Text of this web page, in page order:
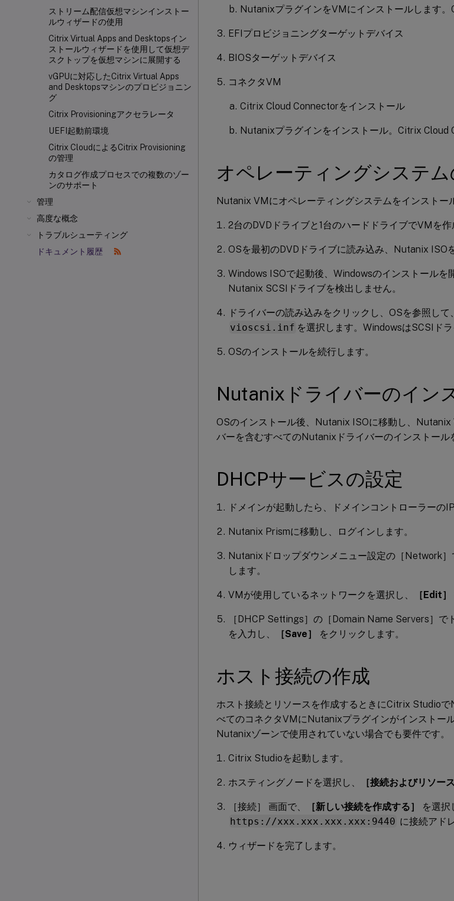
ストリーム配信仮想マシンインストー
ルウィザードの使用
Citrix Virtual Apps and Desktopsイン
ストールウィザードを使用して仮想デ
スクトップを仮想マシンに展開する
vGPUに対応したCitrix Virtual Apps
and Desktopsマシンのプロビジョニン
グ
Citrix Provisioningアクセラレータ
UEFI起動前環境
Citrix CloudによるCitrix Provisioning
の管理
カタログ作成プロセスでの複数のゾー
ンのサポート
管理
高度な概念
トラブルシューティング
ドキュメント履歴
NutanixプラグインをVMにインストールします。
EFIプロビジョニングターゲットデバイス
BIOSターゲットデバイス
コネクタVM
Citrix Cloud Connectorをインストール
Nutanixプラグインをインストール。Citrix Cloud
オペレーティングシステ
Nutanix VMにオペレーティングシステムをインストー
2台のDVDドライブと1台のハードドライブでVMを作
OSを最初のDVDドライブに読み込み、Nutanix ISO
Windows ISOで起動後、Windowsのインストールを
Nutanix SCSIドライブを検出しません。
ドライバーの読み込みをクリックし、OSを参照し
vioscsi.inf を選択します。WindowsはSCSIド
OSのインストールを続行します。
Nutanixドライバーのイン
OSのインストール後、Nutanix ISOに移動し、Nutanix
バーを含むすべてのNutanixドライバーのインストール
DHCPサービスの設定
ドメインが起動したら、ドメインコントローラーの
Nutanix Prismに移動し、ログインします。
Nutanixドロップダウンメニュー設定の［Network］
します。
VMが使用しているネットワークを選択し、 ［Edit］
［DHCP Settings］の［Domain Name Servers］
を入力し、
［Save］ をクリックします。
ホスト接続の作成
ホスト接続とリソースを作成するときにCitrix Studio
べてのコネクタVMにNutanixプラグインがインストー
Nutanixゾーンで使用されていない場合でも要件です。
Citrix Studioを起動します。
ホスティングノードを選択し、 ［接続およびリソー
［接続］ 画面で、 ［新しい接続を作成する］
を選択
https://xxx.xxx.xxx.xxx:9440 に接続アド
ウィザードを完了します。